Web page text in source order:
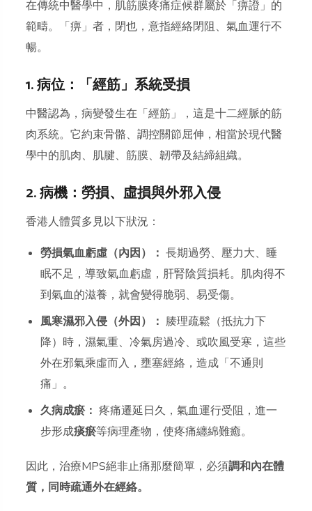
在傳統中醫學中，肌筋膜疼痛症候群屬於「痹證」的
範疇。「痹」者，閉也，意指經絡閉阻、氣血運行不
暢。
1. 病位：「經筋」系統受損
中醫認為，病變發生在「經筋」，這是十二經脈的筋
肉系統。它約束骨骼、調控關節屈伸，相當於現代醫
學中的肌肉、肌腱、筋膜、韌帶及結締組織。
2. 病機：勞損、虛損與外邪入侵
香港人體質多見以下狀況：
勞損氣血虧虛（內因）： 長期過勞、壓力大、睡
眠不足，導致氣血虧虛，肝腎陰質損耗。肌肉得不
到氣血的滋養，就會變得脆弱、易受傷。
風寒濕邪入侵（外因）： 腠理疏鬆（抵抗力下
降）時，濕氣重、冷氣房過冷、或吹風受寒，這些
外在邪氣乘虛而入，壅塞經絡，造成「不通則
痛」。
久病成瘀： 疼痛遷延日久，氣血運行受阻，進一
步形成痰瘀等病理產物，使疼痛纏綿難癒。
因此，治療MPS絕非止痛那麼簡單，必須調和內在體
質，同時疏通外在經絡。